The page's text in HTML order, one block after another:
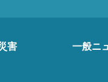
害 一般ニ